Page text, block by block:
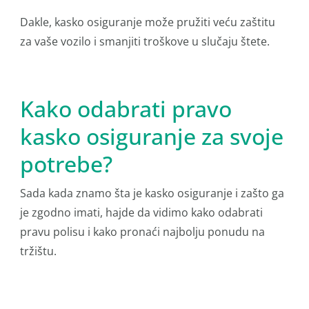
Dakle, kasko osiguranje može pružiti veću zaštitu
za vaše vozilo i smanjiti troškove u slučaju štete.
Kako odabrati pravo
kasko osiguranje za svoje
potrebe?
Sada kada znamo šta je kasko osiguranje i zašto ga
je zgodno imati, hajde da vidimo kako odabrati
pravu polisu i kako pronaći najbolju ponudu na
tržištu.